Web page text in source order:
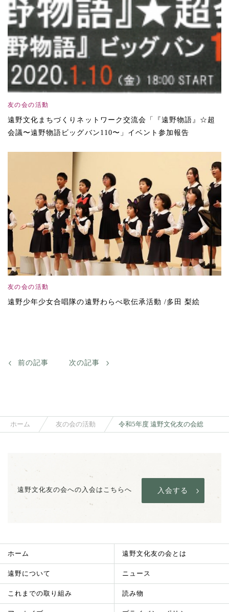
友の会の活動
遠野文化まちづくりネットワーク交流会「『遠野物語』☆超
会議〜遠野物語ビッグバン110〜」イベント参加報告
友の会の活動
遠野少年少女合唱隊の遠野わらべ歌伝承活動 /多田 梨絵
前の記事 次の記事
ホーム 友の会の活動
遠野文化友の会への入会はこちらへ 入会する
ホーム 遠野文化友の会とは
遠野について ニュース
これまでの取り組み 読み物